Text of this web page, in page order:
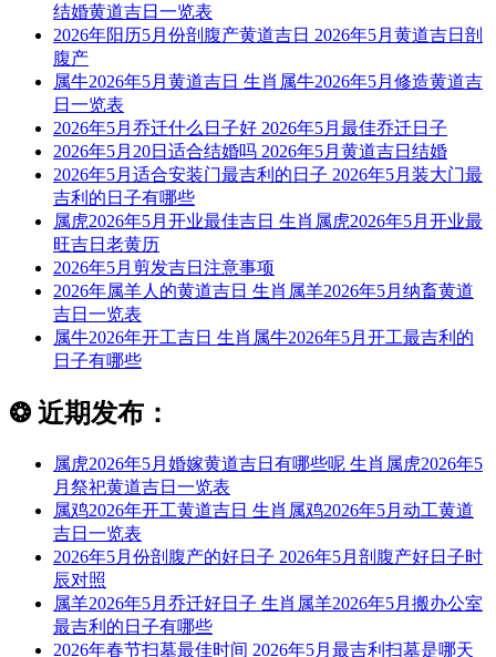
结婚黄道吉日一览表
2026年阳历5月份剖腹产黄道吉日 2026年5月黄道吉日剖
腹产
属牛2026年5月黄道吉日 生肖属牛2026年5月修造黄道吉
日一览表
2026年5月乔迁什么日子好 2026年5月最佳乔迁日子
2026年5月20日适合结婚吗 2026年5月黄道吉日结婚
2026年5月适合安装门最吉利的日子 2026年5月装大门最
吉利的日子有哪些
属虎2026年5月开业最佳吉日 生肖属虎2026年5月开业最
旺吉日老黄历
2026年5月剪发吉日注意事项
2026年属羊人的黄道吉日 生肖属羊2026年5月纳畜黄道
吉日一览表
属牛2026年开工吉日 生肖属牛2026年5月开工最吉利的
日子有哪些
❂ 近期发布：
属虎2026年5月婚嫁黄道吉日有哪些呢 生肖属虎2026年5
月祭祀黄道吉日一览表
属鸡2026年开工黄道吉日 生肖属鸡2026年5月动工黄道
吉日一览表
2026年5月份剖腹产的好日子 2026年5月剖腹产好日子时
辰对照
属羊2026年5月乔迁好日子 生肖属羊2026年5月搬办公室
最吉利的日子有哪些
2026年春节扫墓最佳时间 2026年5月最吉利扫墓是哪天